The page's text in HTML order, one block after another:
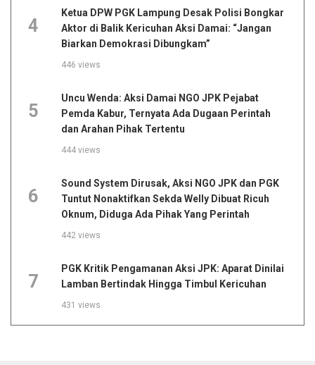
4
Ketua DPW PGK Lampung Desak Polisi Bongkar
Aktor di Balik Kericuhan Aksi Damai: “Jangan
Biarkan Demokrasi Dibungkam”
446 views
5
Uncu Wenda: Aksi Damai NGO JPK Pejabat
Pemda Kabur, Ternyata Ada Dugaan Perintah
dan Arahan Pihak Tertentu
444 views
6
Sound System Dirusak, Aksi NGO JPK dan PGK
Tuntut Nonaktifkan Sekda Welly Dibuat Ricuh
Oknum, Diduga Ada Pihak Yang Perintah
442 views
7
PGK Kritik Pengamanan Aksi JPK: Aparat Dinilai
Lamban Bertindak Hingga Timbul Kericuhan
431 views